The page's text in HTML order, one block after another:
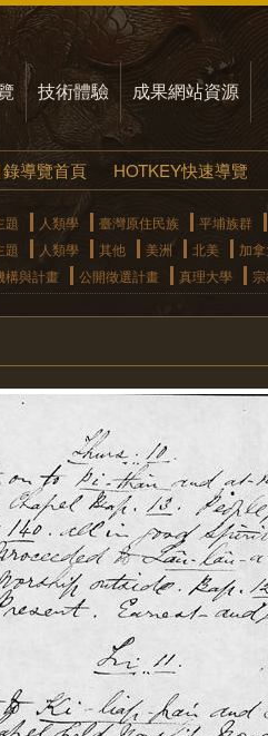
技術體驗 成果網站資源
錄導覽首頁 HOTKEY快速導覽
題 人類學 臺灣原住民族
平埔族群
題 人類學 其他 美洲 北美
加
構與計畫 公開徵選計畫 真理大學